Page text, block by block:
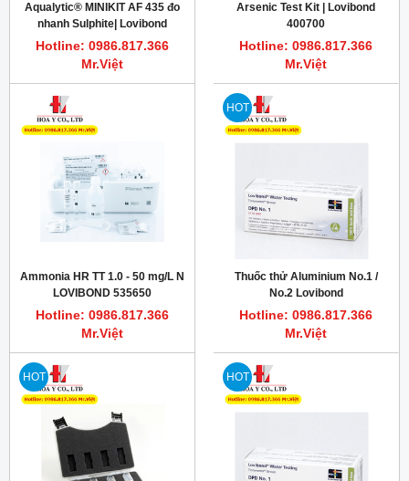
Aqualytic® MINIKIT AF 435 đo
nhanh Sulphite| Lovibond
414350
Hotline: 0986.817.366
Mr.Việt
Arsenic Test Kit | Lovibond
400700
Hotline: 0986.817.366
Mr.Việt
Ammonia HR TT 1.0 - 50 mg/L N
LOVIBOND 535650
Hotline: 0986.817.366
Mr.Việt
HOT
Thuốc thử Aluminium No.1 /
No.2 Lovibond
Hotline: 0986.817.366
Mr.Việt
HOT HOT